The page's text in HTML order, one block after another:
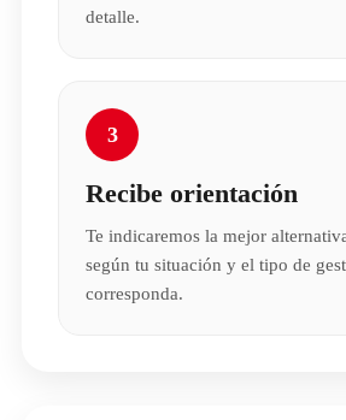
detalle.
3
Recibe orientación
Te indicaremos la mejor
según tu situación y el tipo de
corresponda.